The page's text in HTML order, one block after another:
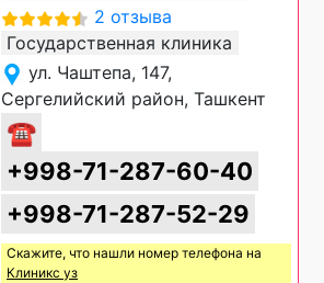
2 отзыва
Государственная клиника
ул. Чаштепа, 147,
Сергелийский район, Ташкент
☎
+998-71-287-60-40
+998-71-287-52-29
Скажите, что нашли номер телефона на
Клиникс уз